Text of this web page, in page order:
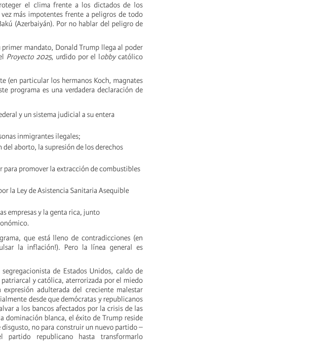
el clima frente a los dictados de los
más impotentes frente a peligros de todo
(Azerbaiyán). Por no hablar del peligro de
mandato, Donald Trump llega al poder
Proyecto 2025, urdido por el lobbycatólico
(en particular los hermanos Koch, magnates
programa es una verdadera declaración de
y un sistema judicial a su entera
inmigrantes ilegales;
aborto, la supresión de los derechos
promover la extracción de combustibles
la Ley de Asistencia Sanitaria Asequible
empresas y la genta rica, junto
que está lleno de contradicciones (en
la inflación!). Pero la línea general es
de Estados Unidos, caldo de
y católica, aterrorizada por el miedo
adulterada del creciente malestar
desde que demócratas y republicanos
a los bancos afectados por la crisis de las
dominación blanca, el éxito de Trump reside
no para construir un nuevo partido –
republicano hasta transformarlo